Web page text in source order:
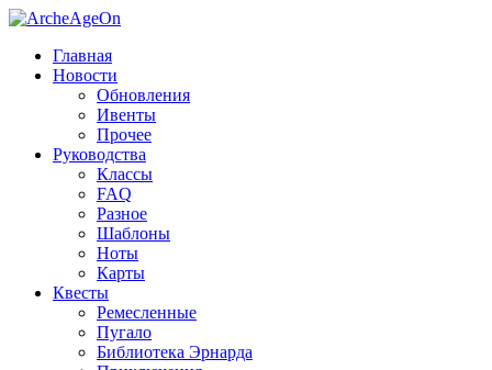
Главная
Новости
Обновления
Ивенты
Прочее
Руководства
Классы
FAQ
Разное
Шаблоны
Ноты
Карты
Квесты
Ремесленные
Пугало
Библиотека Эрнарда